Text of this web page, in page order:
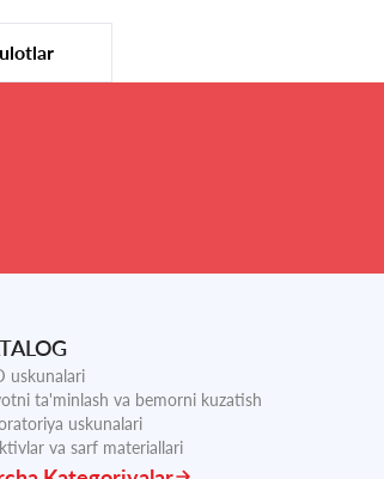
uskunalari
ta'minlash va bemorni kuzatish
uskunalari
va sarf materiallari